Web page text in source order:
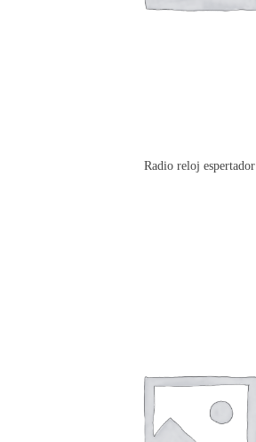
Radio reloj espertador